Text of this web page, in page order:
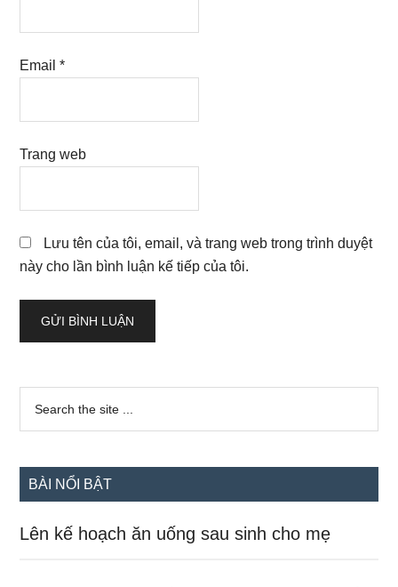
Email*
Trang web
Lưu tên của tôi, email, và trang web trong trình duyệt
này cho lần bình luận kế tiếp của tôi.
Sidebar
chính
...
BÀI NỔI BẬT
Lên kế hoạch ăn uống sau sinh cho mẹ